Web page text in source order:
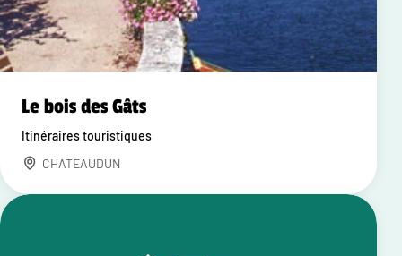
Le bois des Gâts
Itinéraires touristiques
CHATEAUDUN